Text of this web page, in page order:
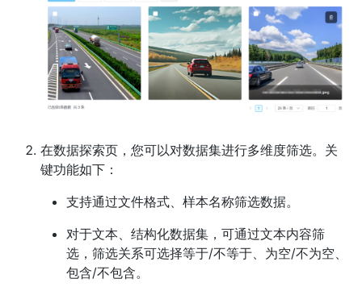
在数据探索页，您可以对数据集进行多维度筛选。关
键功能如下：
支持通过文件格式、样本名称筛选数据。
对于文本、结构化数据集，可通过文本内容筛
选，筛选关系可选择等于/不等于、为空/不为空、
包含/不包含。